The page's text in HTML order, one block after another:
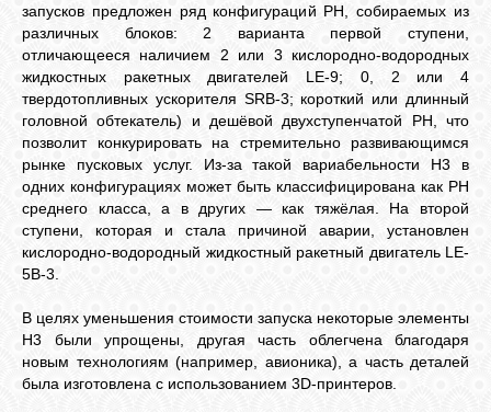
запусков предложен ряд конфигураций РН, собираемых из
различных блоков: 2 варианта первой ступени,
отличающееся наличием 2 или 3 кислородно-водородных
жидкостных ракетных двигателей LE-9; 0, 2 или 4
твердотопливных ускорителя SRB-3; короткий или длинный
головной обтекатель) и дешёвой двухступенчатой РН, что
позволит конкурировать на стремительно развивающимся
рынке пусковых услуг. Из-за такой вариабельности H3 в
одних конфигурациях может быть классифицирована как РН
среднего класса, а в других — как тяжёлая. На второй
ступени, которая и стала причиной аварии, установлен
кислородно-водородный жидкостный ракетный двигатель LE-
5B-3.
В целях уменьшения стоимости запуска некоторые элементы
H3 были упрощены, другая часть облегчена благодаря
новым технологиям (например, авионика), а часть деталей
была изготовлена с использованием 3D-принтеров.